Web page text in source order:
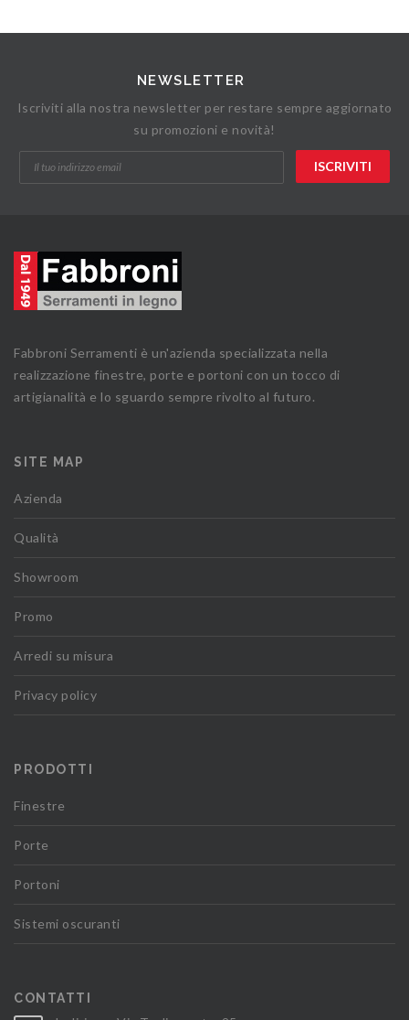
NEWSLETTER
Iscriviti alla nostra newsletter per restare sempre aggiornato
su promozioni e novità!
Fabbroni Serramenti è un'azienda specializzata nella
realizzazione finestre, porte e portoni con un tocco di
artigianalità e lo sguardo sempre rivolto al futuro.
SITE MAP
Azienda
Qualità
Showroom
Promo
Arredi su misura
Privacy policy
PRODOTTI
Finestre
Porte
Portoni
Sistemi oscuranti
CONTATTI